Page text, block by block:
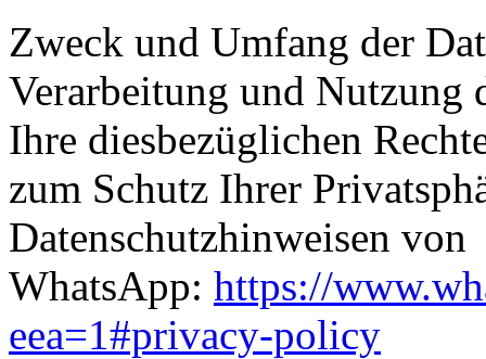
Zweck und Umfang der
Verarbeitung und Nutzung
Ihre diesbezüglichen
zum Schutz Ihrer
Datenschutzhinweisen von
WhatsApp: https://
eea=1#privacy-policy